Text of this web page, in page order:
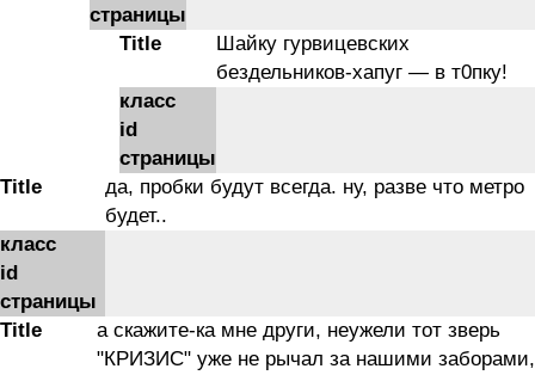
страницы
Title
Шайку гурвицевских
бездельников-хапуг — в т0пку!
класс
id
страницы
Title
да, пробки будут всегда. ну, разве что метро
будет..
класс
id
страницы
Title
а скажите-ка мне други, неужели тот зверь
"КРИЗИС" уже не рычал за нашими заборами,